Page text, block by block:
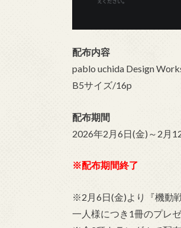
配布内容
pablo uchida Design
B5サイズ/16p
配布期間
2026年2月6日(金)～2月
※配布期間終了
※2月6日(金)より『機動
一人様につき1冊のプレ